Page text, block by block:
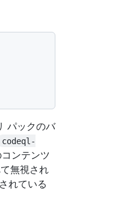
パックのバ
codeql-
ンテンツ
無視され
れている